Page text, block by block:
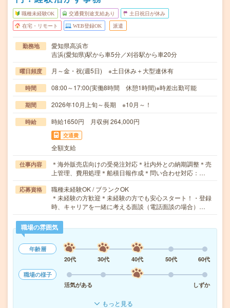
職種未経験OK 交通費別途支給あり 土日祝日が休み
在宅・リモート WEB登録OK 派遣
勤務地
愛知県高浜市
吉浜(愛知県)駅から車5分／刈谷駅から車20分
曜日頻度 月～金・祝(週5日) ※土日休み＋大型連休有
時間 08:00～17:00(実働8時間 休憩1時間)※時差出勤可能
期間 2026年10月上旬～長期 ※10月～！
時給 時給1650円 月収例 264,000円
交通費
全額支給
仕事内容
＊海外販売店向けの受発注対応＊社内外との納期調整＊売
上管理、費用処理＊船積日報作成＊問い合わせ対応：…
応募資格
職種未経験OK / ブランクOK
＊未経験の方歓迎＊未経験の方でも安心スタート！・登録
時、キャリアを一緒に考える面談（電話面談の場合）…
職場の雰囲気
年齢層
20代
30代 40代 50代
60代
職場の様子
活気がある
しずか
もっと見る